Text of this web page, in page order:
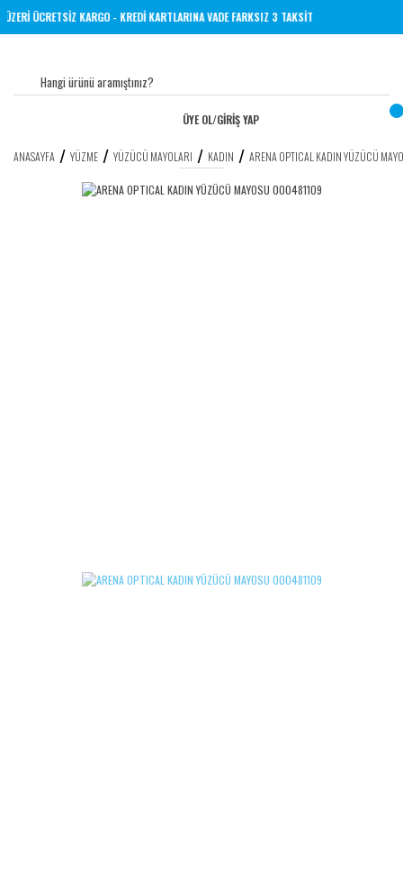
VE ÜZERİ ÜCRETSİZ KARGO - KREDİ KARTLARINA VADE FARKSIZ 3 TAKSİT
ÜYE OL/GİRİŞ YAP
ANASAYFA YÜZME YÜZÜCÜ MAYOLARI KADIN ARENA OPTICAL KADIN YÜZÜCÜ